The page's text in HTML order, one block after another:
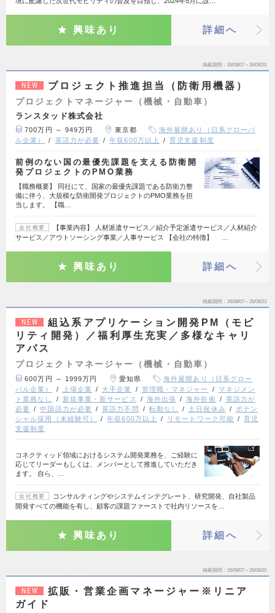
興味あり 詳細へ
掲載期間 26/08/07～26/08/20
NEW プロジェクト推進担当（防衛用機器）
プロジェクトマネージャー（機械・自動車）
ランスタッド株式会社
700万円 ～ 949万円 東京都
海外展開あり（日系グローバ
ル企業）
英語力が必要 年収600万以上 育児支援制度
前例のない国の最優先課題を支える防衛開
発プロジェクトのPMO業務
【職務概要】 同社にて、国家の最優先課題である防衛力整
備に伴う、大規模な防衛開発プロジェクトのPMO業務を担
当します。 【職…
会社概要
【事業内容】 人材派遣サービス／紹介予定派遣サービス／人材紹介
サービス／アウトソーシング事業／人事サービス 【会社の特徴】 …
興味あり 詳細へ
掲載期間 26/08/07～26/08/23
NEW
組込系アプリケーション開発PM（モビ
リティ開発）／福利厚生充実／多様なキャリ
アパス
プロジェクトマネージャー（機械・自動車）
600万円 ～ 1999万円 愛知県
海外展開あり（日系グロー
バル企業）
上場企業 大手企業 管理職・マネジャー
マネジメン
ト業務なし
新規事業・新サービス 海外出張 海外折衝
英語力が
必要
中国語力が必要 英語力不問 転勤なし 土日祝休み
ポテン
シャル採用（未経験可）
年収600万以上 リモートワーク可能
育児
支援制度
コネクティッド領域におけるシステム開発業務を、ご経験に
応じてリーダーもしくは、メンバーとして推進していただき
ます。 自ら、…
会社概要
コンサルティングやシステムインテグレート、研究開発、自社製品
開発すべての機能を有し、顧客の課題ファーストで社内リソースを…
興味あり 詳細へ
掲載期間 26/08/07～26/08/20
NEW
拡販・営業企画マネージャー※リニア
ガイド